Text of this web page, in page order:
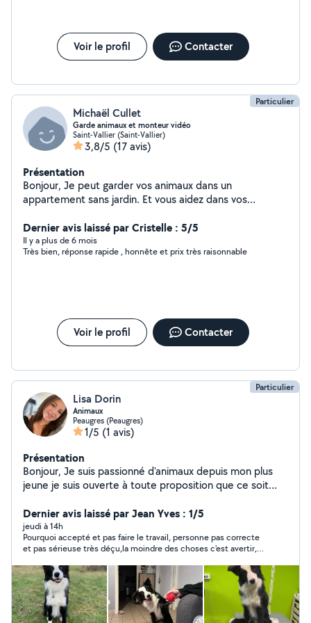
Voir le profil Contacter
Particulier
Michaël Cullet
Garde animaux et monteur vidéo
Saint-Vallier (Saint-Vallier)
3,8/5 (17 avis)
Présentation
Bonjour, Je peut garder vos animaux dans un
appartement sans jardin. Et vous aidez dans vos
Dernier avis laissé par Cristelle : 5/5
Il y a plus de 6 mois
Très bien, réponse rapide , honnête et prix très raisonnable
Voir le profil Contacter
Particulier
Lisa Dorin
Animaux
Peaugres (Peaugres)
1/5 (1 avis)
Présentation
Bonjour, Je suis passionné d'animaux depuis mon plus
jeune je suis ouverte à toute proposition que ce soit
Dernier avis laissé par Jean Yves : 1/5
jeudi à 14h
Pourquoi accepté et pas faire le travail, personne pas correcte
et pas sérieuse très déçu,la moindre des choses c'est avertir,et